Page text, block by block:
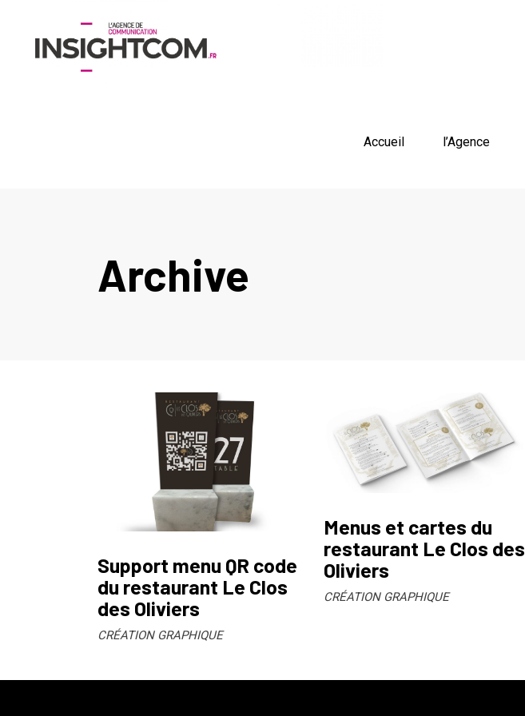
Accueil l’Agence
Archive
Support menu QR code
du restaurant Le Clos
des Oliviers
CRÉATION GRAPHIQUE
Menus et cartes du
restaurant Le Clos des
Oliviers
CRÉATION GRAPHIQUE